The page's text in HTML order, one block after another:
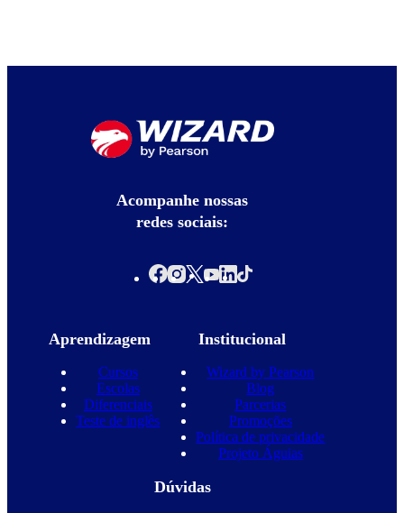
Acompanhe nossas
redes sociais:
Aprendizagem
Cursos
Escolas
Diferenciais
Teste de inglês
Institucional
Wizard by Pearson
Blog
Parcerias
Promoções
Política de privacidade
Projeto Águias
Dúvidas